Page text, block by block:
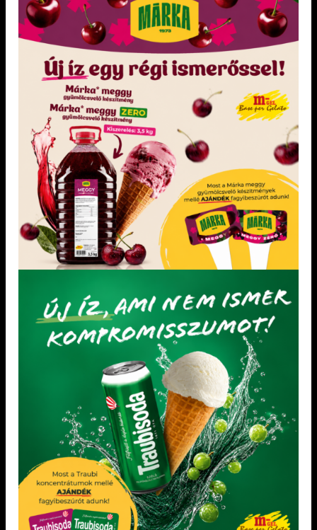
25 termék megjelenítése oldalanként
2
LEGÚJABB TERMÉKEK
Pirosalma gyümölcsvelő készítmény 3,5 kg
„Mentes” semleges alap hozzáadott cukor nélkül
„Minden mentes” Joghurt ízű fagylalt alap
„Minden mentes” Gyümölcsfagylalt alap
édesítőszerekkel
AKCIÓS TERMÉKEK
Frizzy-Color Ananász ízesítő és színező
koncentrátum 1 kg